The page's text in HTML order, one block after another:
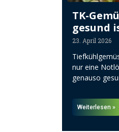
TK-
gesund
23. April 2026
nur eine
genauso
Weiterlesen »